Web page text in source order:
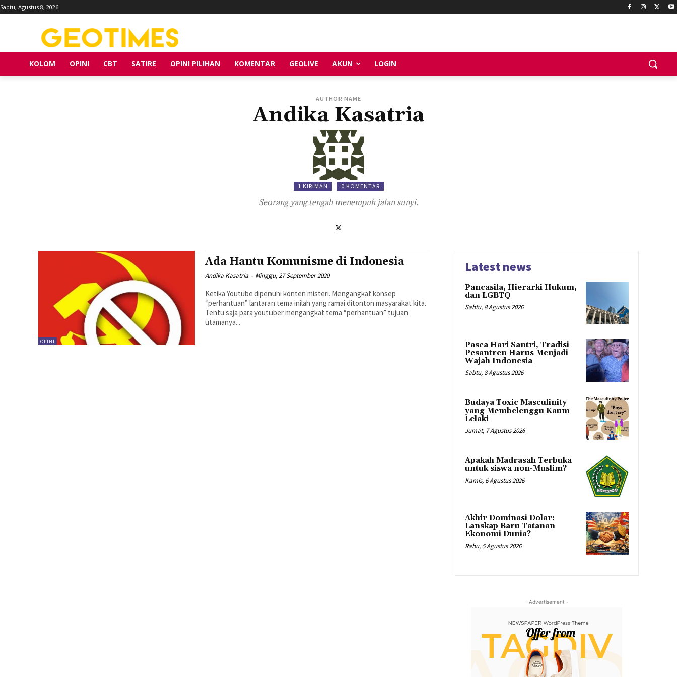
Sabtu, Agustus 8, 2026
KOLOM OPINI CBT SATIRE OPINI PILIHAN KOMENTAR GEOLIVE AKUN LOGIN
AUTHOR NAME
Andika Kasatria
1 KIRIMAN 0 KOMENTAR
Seorang yang tengah menempuh jalan sunyi.
OPINI
Ada Hantu Komunisme di Indonesia
Andika Kasatria - Minggu, 27 September 2020
Ketika Youtube dipenuhi konten misteri. Mengangkat konsep
“perhantuan” lantaran tema inilah yang ramai ditonton masyarakat kita.
Tentu saja para youtuber mengangkat tema “perhantuan” tujuan
utamanya...
Latest news
Pancasila, Hierarki Hukum,
dan LGBTQ
Sabtu, 8 Agustus 2026
Pasca Hari Santri, Tradisi
Pesantren Harus Menjadi
Wajah Indonesia
Sabtu, 8 Agustus 2026
Budaya Toxic Masculinity
yang Membelenggu Kaum
Lelaki
Jumat, 7 Agustus 2026
Apakah Madrasah Terbuka
untuk siswa non-Muslim?
Kamis, 6 Agustus 2026
Akhir Dominasi Dolar:
Lanskap Baru Tatanan
Ekonomi Dunia?
Rabu, 5 Agustus 2026
- Advertisement -